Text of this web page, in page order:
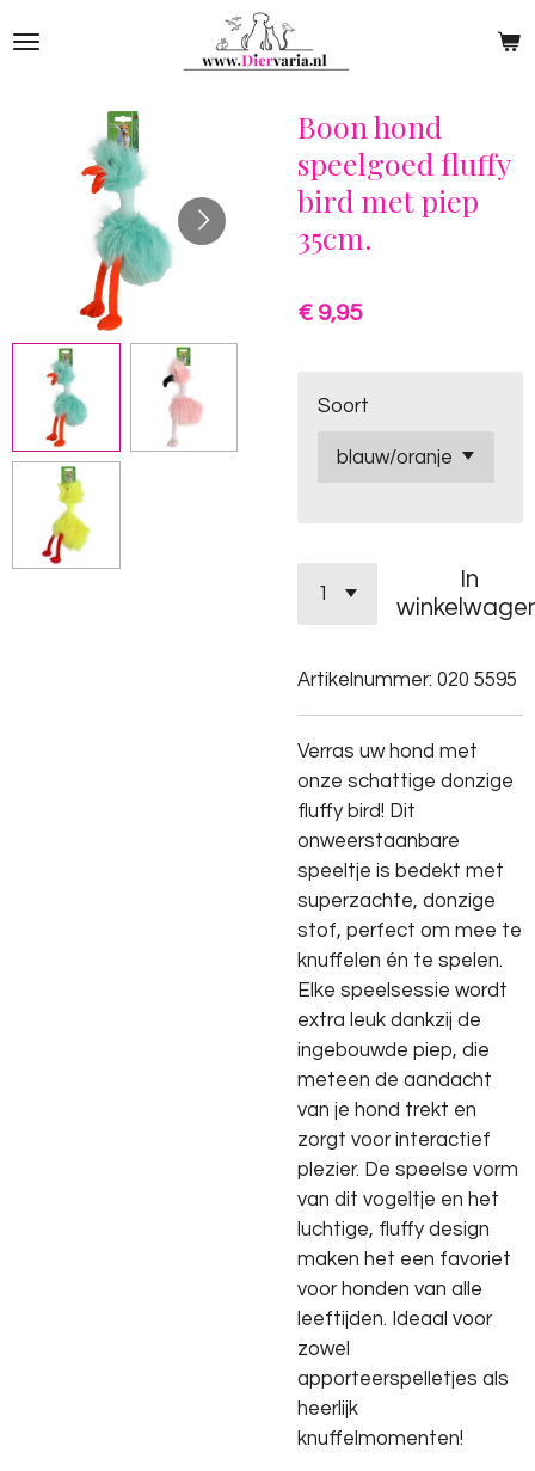
direct
hoofdinhoud
Boon hond
speelgoed fluffy
bird met piep
35cm.
€ 9,95
Soort
In
Artikelnummer: 020 5595
Verras uw hond met
onze schattige donzige
fluffy bird! Dit
onweerstaanbare
speeltje is bedekt met
superzachte, donzige
stof, perfect om mee te
knuffelen én te spelen.
Elke speelsessie wordt
extra leuk dankzij de
ingebouwde piep, die
meteen de aandacht
van je hond trekt en
zorgt voor interactief
plezier. De speelse vorm
van dit vogeltje en het
luchtige, fluffy design
maken het een favoriet
voor honden van alle
leeftijden. Ideaal voor
zowel
apporteerspelletjes als
heerlijk
knuffelmomenten!